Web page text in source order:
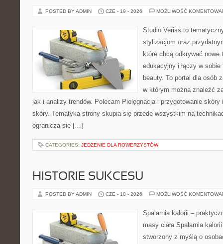
POSTED BY ADMIN CZE - 19 - 2026 MOŻLIWOŚĆ
Studio Veriss to
stylizacjom oraz
które chcą odkrywać nowe
edukacyjny i łączy w
beauty. To portal dla osób
w którym można znaleźć
jak i analizy trendów. Polecam Pielęgnacja i przygotowanie
skóry. Tematyka strony skupia się przede wszystkim na
ogranicza się […]
CATEGORIES: JEDZENIE DLA ROWERZYSTÓW
HISTORIE SUKCESU
POSTED BY ADMIN CZE - 18 - 2026 MOŻLIWOŚĆ
Spalarnia kalorii –
masy ciała Spalarnia
stworzony z myślą o